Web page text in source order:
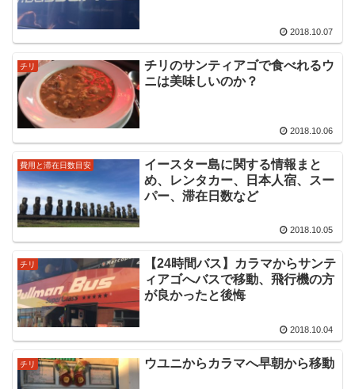
2018.10.07
チリ
チリのサンティアゴで食べれるウ
ニは美味しいのか？
2018.10.06
費用と滞在日数目安
イースター島に関する情報まと
め、レンタカー、日本人宿、スー
パー、滞在日数など
2018.10.05
チリ
【24時間バス】カラマからサンテ
ィアゴへバスで移動、飛行機の方
が良かったと後悔
2018.10.04
チリ ウユニからカラマへ早朝から移動